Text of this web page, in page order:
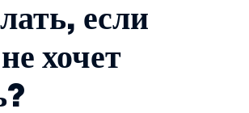
если
хочет